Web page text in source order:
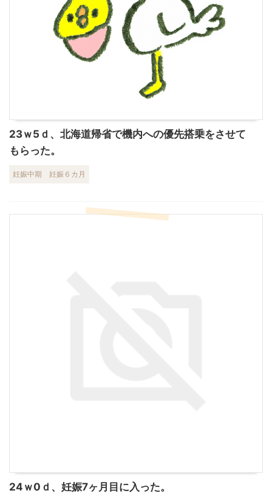
23ｗ5ｄ、北海道帰省で機内への優先搭乗をさせて
もらった。
妊娠中期 妊娠６カ月
24ｗ0ｄ、妊娠7ヶ月目に入った。